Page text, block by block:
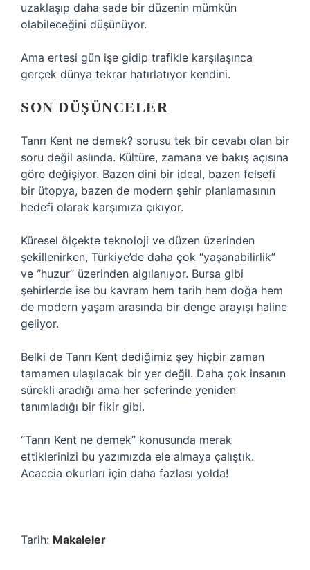
uzaklaşıp daha sade bir düzenin mümkün
olabileceğini düşünüyor.
Ama ertesi gün işe gidip trafikle karşılaşınca
gerçek dünya tekrar hatırlatıyor kendini.
SON DÜŞÜNCELER
Tanrı Kent ne demek? sorusu tek bir cevabı olan bir
soru değil aslında. Kültüre, zamana ve bakış açısına
göre değişiyor. Bazen dini bir ideal, bazen felsefi
bir ütopya, bazen de modern şehir planlamasının
hedefi olarak karşımıza çıkıyor.
Küresel ölçekte teknoloji ve düzen üzerinden
şekillenirken, Türkiye’de daha çok “yaşanabilirlik”
ve “huzur” üzerinden algılanıyor. Bursa gibi
şehirlerde ise bu kavram hem tarih hem doğa hem
de modern yaşam arasında bir denge arayışı haline
geliyor.
Belki de Tanrı Kent dediğimiz şey hiçbir zaman
tamamen ulaşılacak bir yer değil. Daha çok insanın
sürekli aradığı ama her seferinde yeniden
tanımladığı bir fikir gibi.
“Tanrı Kent ne demek” konusunda merak
ettiklerinizi bu yazımızda ele almaya çalıştık.
Acaccia okurları için daha fazlası yolda!
Tarih: Makaleler